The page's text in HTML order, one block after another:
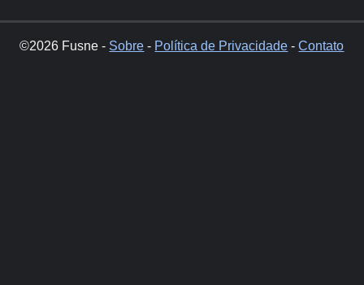
©2026 Fusne - Sobre - Política de Privacidade -Contato